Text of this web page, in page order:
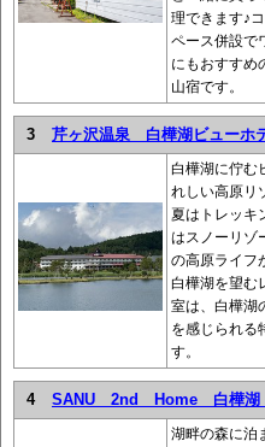
理できます♪
ペース併設で
にもおすすめ
山宿です。
3 芹ヶ沢温泉 白樺湖ビューホ
白樺湖に佇む
れしい高原リ
夏はトレッキ
はスノーリゾ
の高原ライフ
白樺湖を望む
室は、白樺湖
を感じられる
す。
4 SANU 2nd Home 白樺
湖畔の森に泊